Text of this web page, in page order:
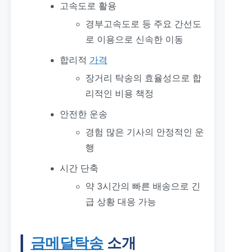
고속도로 활용
경부고속도로 등 주요 간선도
로 이용으로 신속한 이동
합리적 가격
장거리 탁송의 효율성으로 합
리적인 비용 책정
안전한 운송
경험 많은 기사의 안정적인 운
행
시간 단축
약 3시간의 빠른 배송으로 긴
급 상황 대응 가능
금메달탁송 소개